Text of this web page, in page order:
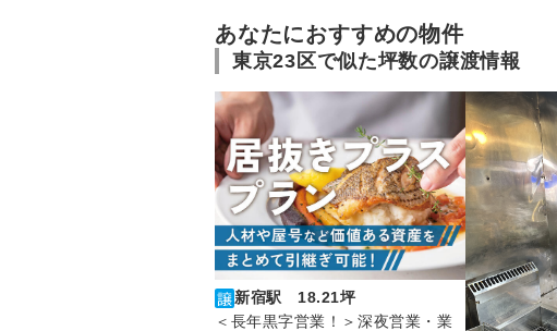
あなたにおすすめの物件
東京23区で似た坪数の譲渡情報
新宿駅 18.21坪
＜長年黒字営業！＞深夜営業・業